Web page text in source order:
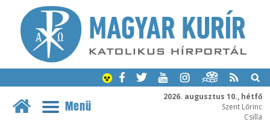
2026. augusztus 10., hétfő
Szent Lőrinc
Csilla
Menü